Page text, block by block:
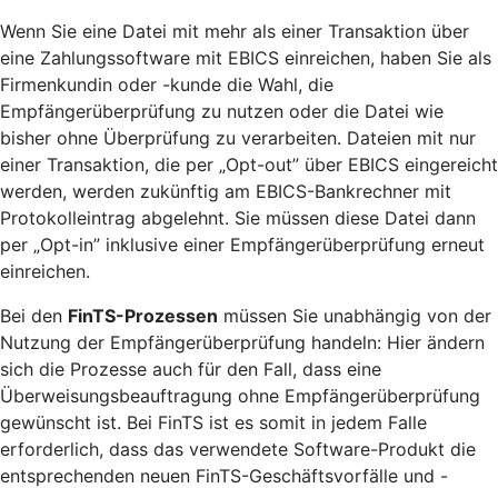
Wenn Sie eine Datei mit mehr als einer Transaktion über
eine Zahlungssoftware mit EBICS einreichen, haben Sie als
Firmenkundin oder -kunde die Wahl, die
Empfängerüberprüfung zu nutzen oder die Datei wie
bisher ohne Überprüfung zu verarbeiten. Dateien mit nur
einer Transaktion, die per „Opt-out” über EBICS eingereicht
werden, werden zukünftig am EBICS-Bankrechner mit
Protokolleintrag abgelehnt. Sie müssen diese Datei dann
per „Opt-in” inklusive einer Empfängerüberprüfung erneut
einreichen.
Bei den FinTS-Prozessen müssen Sie unabhängig von der
Nutzung der Empfängerüberprüfung handeln: Hier ändern
sich die Prozesse auch für den Fall, dass eine
Überweisungsbeauftragung ohne Empfängerüberprüfung
gewünscht ist. Bei FinTS ist es somit in jedem Falle
erforderlich, dass das verwendete Software-Produkt die
entsprechenden neuen FinTS-Geschäftsvorfälle und -